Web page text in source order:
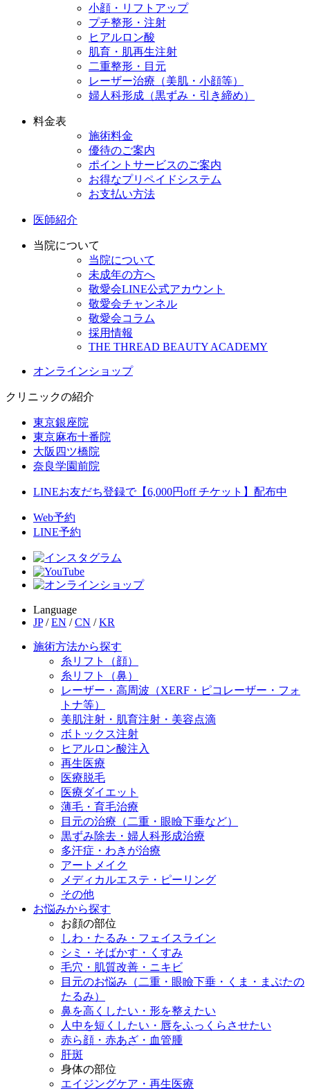
小顔・リフトアップ
プチ整形・注射
ヒアルロン酸
肌育・肌再生注射
二重整形・目元
レーザー治療（美肌・小顔等）
婦人科形成（黒ずみ・引き締め）
料金表
施術料金
優待のご案内
ポイントサービスのご案内
お得なプリペイドシステム
お支払い方法
医師紹介
当院について
当院について
未成年の方へ
敬愛会LINE公式アカウント
敬愛会チャンネル
敬愛会コラム
採用情報
THE THREAD BEAUTY ACADEMY
オンラインショップ
クリニックの紹介
東京銀座院
東京麻布十番院
大阪四ツ橋院
奈良学園前院
LINEお友だち登録で【6,000円off チケット】配布中
Web予約
LINE予約
Language
JP / EN / CN / KR
施術方法から探す
糸リフト（顔）
糸リフト（鼻）
レーザー・高周波（XERF・ピコレーザー・フォ
トナ等）
美肌注射・肌育注射・美容点滴
ボトックス注射
ヒアルロン酸注入
再生医療
医療脱毛
医療ダイエット
薄毛・育毛治療
目元の治療（二重・眼瞼下垂など）
黒ずみ除去・婦人科形成治療
多汗症・わきが治療
アートメイク
メディカルエステ・ピーリング
その他
お悩みから探す
お顔の部位
しわ・たるみ・フェイスライン
シミ・そばかす・くすみ
毛穴・肌質改善・ニキビ
目元のお悩み（二重・眼瞼下垂・くま・まぶたの
たるみ）
鼻を高くしたい・形を整えたい
人中を短くしたい・唇をふっくらさせたい
赤ら顔・赤あざ・血管腫
肝斑
身体の部位
エイジングケア・再生医療